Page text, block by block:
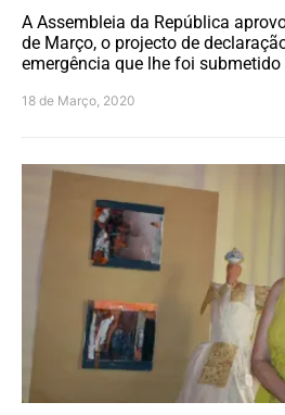
A Assembleia da República
de Março, o projecto de
emergência que lhe foi
18 de Março, 2020